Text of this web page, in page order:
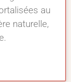
au
naturelle,